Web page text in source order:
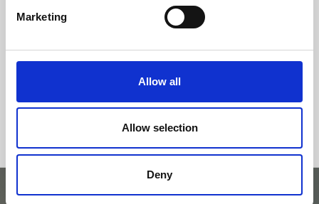
Marketing
Allow all
Allow selection
Deny